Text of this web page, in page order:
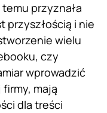
przyznała
przyszłością i nie
wielu
czy
wprowadzić
mają
dla treści